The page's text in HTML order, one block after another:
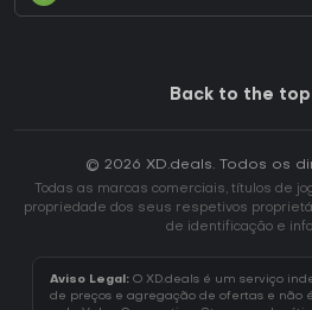
Back to the top
© 2026 XD.deals. Todos os
Todas as marcas comerciais, títulos de
propriedade dos seus respetivos
de identificação e
Aviso Legal: O XD.deals é um serviço
de preços e agregação de ofertas e não